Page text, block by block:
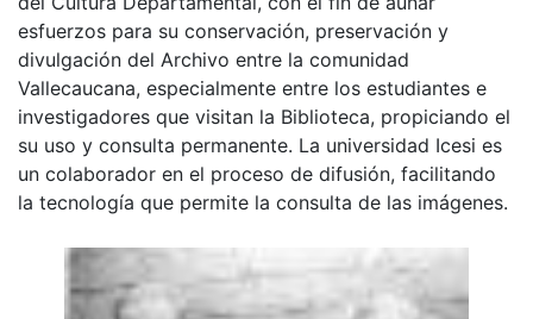
esfuerzos para su conservación, preservación y
divulgación del Archivo entre la comunidad
Vallecaucana, especialmente entre los estudiantes e
investigadores que visitan la Biblioteca, propiciando el
su uso y consulta permanente. La universidad Icesi es
un colaborador en el proceso de difusión, facilitando
la tecnología que permite la consulta de las imágenes.